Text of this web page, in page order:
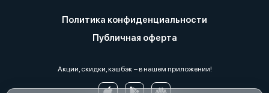
Политика конфиденциальности
Публичная оферта
Акции, скидки, кэшбэк − в нашем приложении!